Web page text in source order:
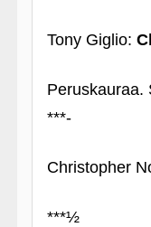
Tony Giglio:
Peruskauraa.
***-
Christopher
***½